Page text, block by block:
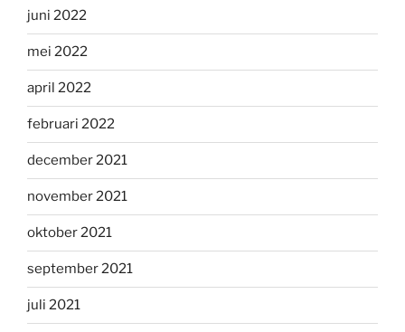
juni 2022
mei 2022
april 2022
februari 2022
december 2021
november 2021
oktober 2021
september 2021
juli 2021